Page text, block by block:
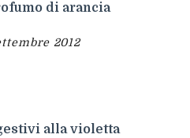
di arancia
2012
alla violetta